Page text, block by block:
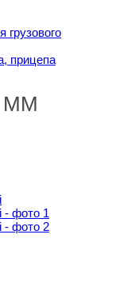
грузового
прицепа
ММ